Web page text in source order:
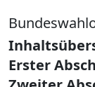
Erster